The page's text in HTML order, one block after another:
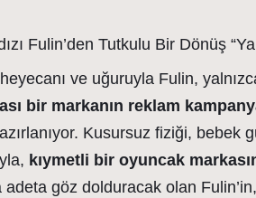
heyecanı ve uğuruyla Fulin,
bir markanın reklam
Kusursuz fiziği, bebek
kıymetli bir oyuncak
adeta göz dolduracak olan